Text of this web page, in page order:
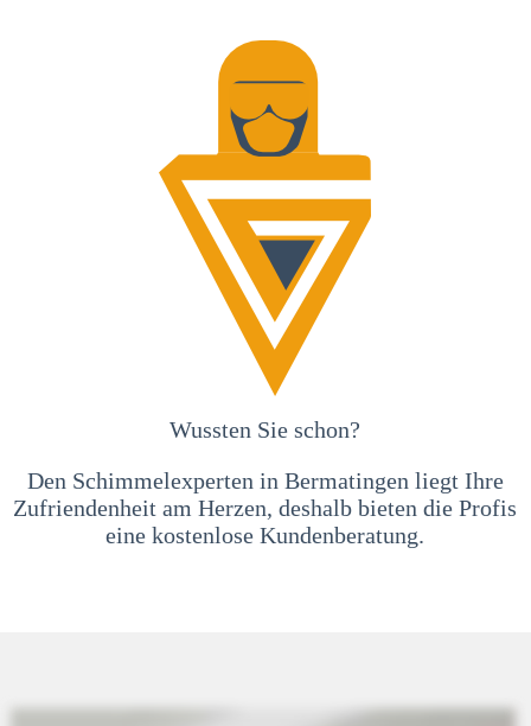
Wussten Sie schon?
Den Schimmelexperten in Bermatingen liegt Ihre
Zufriendenheit am Herzen, deshalb bieten die Profis
eine kostenlose Kundenberatung.